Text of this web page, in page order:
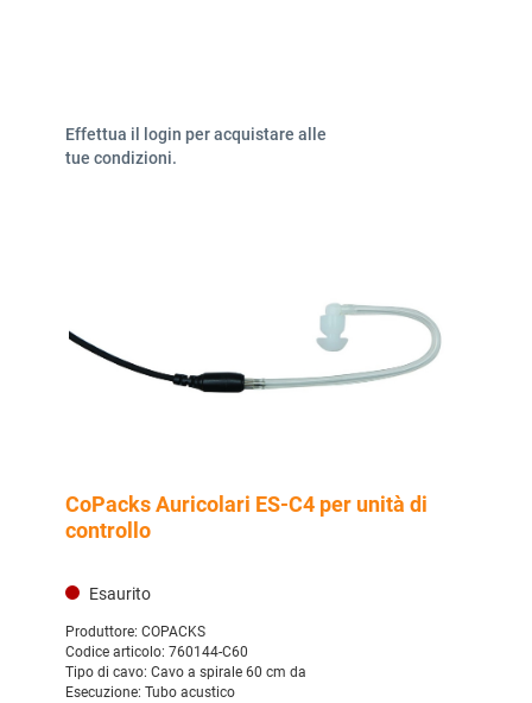
Effettua il login per acquistare alle
tue condizioni.
CoPacks Auricolari ES-C4 per unità di
controllo
Esaurito
Produttore: COPACKS
Codice articolo: 760144-C60
Tipo di cavo: Cavo a spirale 60 cm da
Esecuzione: Tubo acustico